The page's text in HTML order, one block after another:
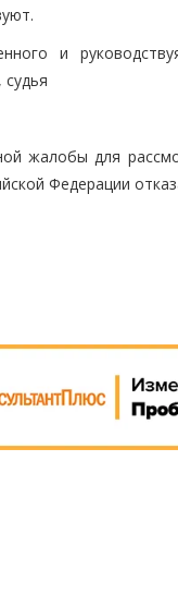
и
жалобы для
Федерации